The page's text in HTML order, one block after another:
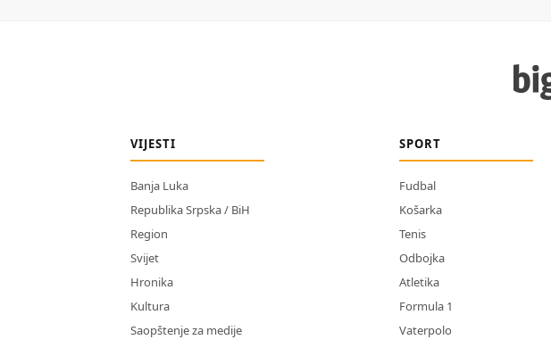
VIJESTI
Banja Luka
Republika Srpska / BiH
Region
Svijet
Hronika
Kultura
Saopštenje za medije
SPORT
Fudbal
Košarka
Tenis
Odbojka
Atletika
Formula 1
Vaterpolo